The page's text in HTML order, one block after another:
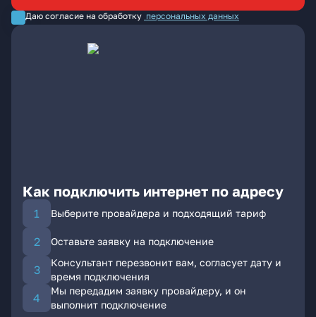
Даю согласие на обработку персональных данных
Как подключить интернет по адресу
Выберите провайдера и подходящий тариф
Оставьте заявку на подключение
Консультант перезвонит вам, согласует дату и
время подключения
Мы передадим заявку провайдеру, и он
выполнит подключение